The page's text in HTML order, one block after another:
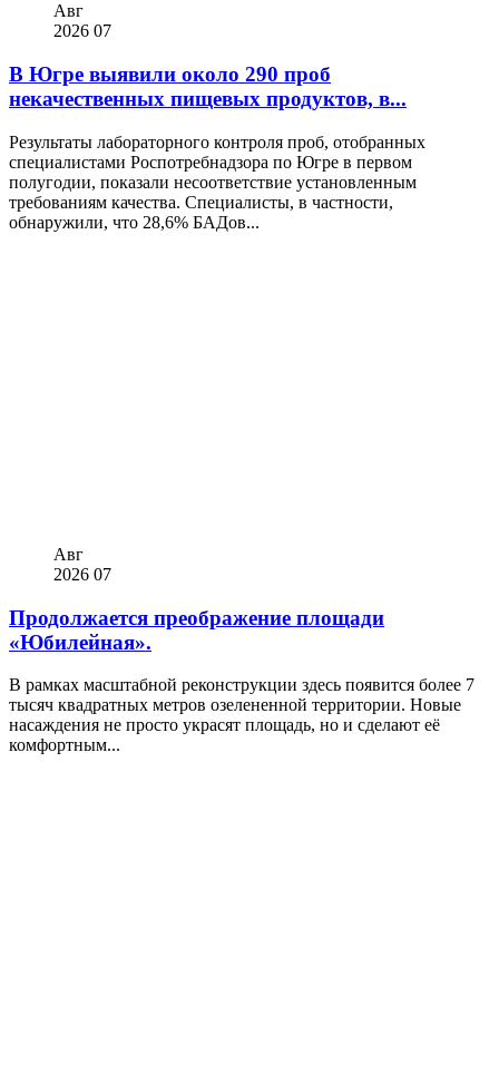
Авг
2026 07
В Югре выявили около 290 проб
некачественных пищевых продуктов, в...
Результаты лабораторного контроля проб, отобранных
специалистами Роспотребнадзора по Югре в первом
полугодии, показали несоответствие установленным
требованиям качества. Специалисты, в частности,
обнаружили, что 28,6% БАДов...
Авг
2026 07
Продолжается преображение площади
«Юбилейная».
В рамках масштабной реконструкции здесь появится более 7
тысяч квадратных метров озелененной территории. Новые
насаждения не просто украсят площадь, но и сделают её
комфортным...